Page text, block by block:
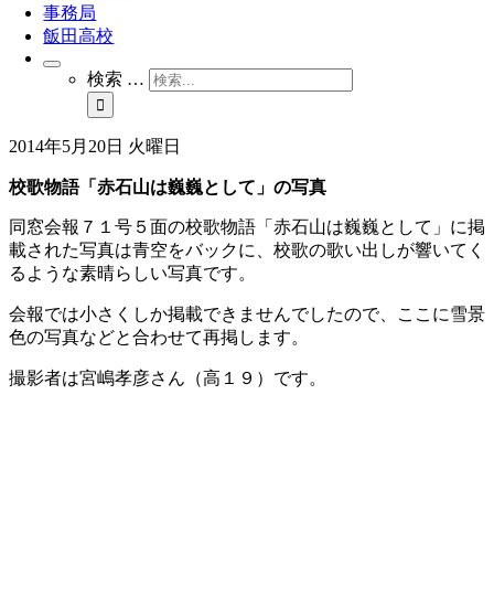
事務局
飯田高校
検索 …
2014年5月20日 火曜日
校歌物語「赤石山は巍巍として」の写真
同窓会報７１号５面の校歌物語「赤石山は巍巍として」に掲
載された写真は青空をバックに、校歌の歌い出しが響いてく
るような素晴らしい写真です。
会報では小さくしか掲載できませんでしたので、ここに雪景
色の写真などと合わせて再掲します。
撮影者は宮嶋孝彦さん（高１９）です。